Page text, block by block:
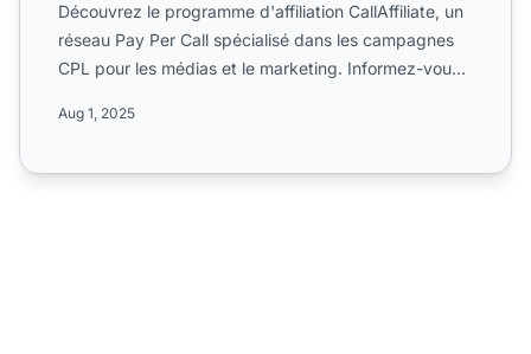
Découvrez le programme d'affiliation CallAffiliate, un
réseau Pay Per Call spécialisé dans les campagnes
CPL pour les médias et le marketing. Informez-vous
Aug 1, 2025